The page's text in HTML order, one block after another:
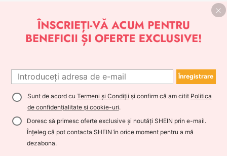
Înregistrare
Sunt de acord cu Termeni și Condiții și confirm că am citit Politica
de confidențialitate și cookie-uri.
Doresc să primesc oferte exclusive și noutăți SHEIN prin e-mail.
Înțeleg că pot contacta SHEIN în orice moment pentru a mă
dezabona.